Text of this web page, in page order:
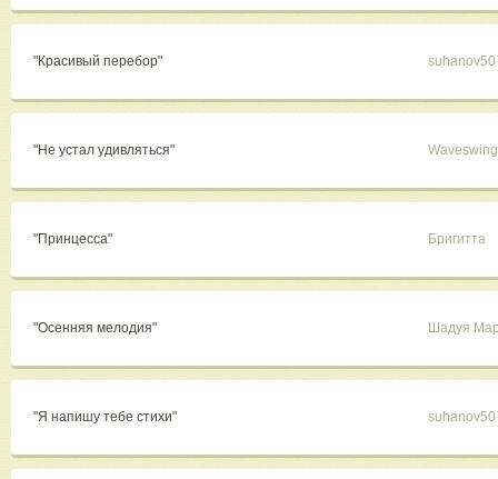
"Красивый перебор" suhanov50
"Не устал удивляться"
"Принцесса" Бригитта
"Осенняя мелодия" Шадуя
"Я напишу тебе стихи" suhanov50